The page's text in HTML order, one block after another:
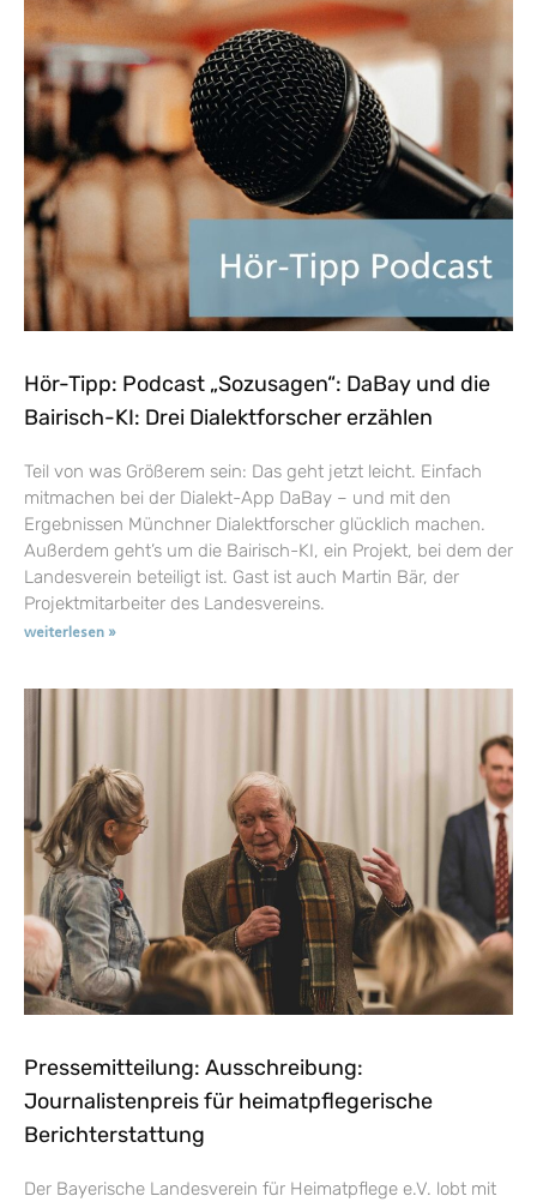
Hör-Tipp: Podcast „Sozusagen“: DaBay und die
Bairisch-KI: Drei Dialektforscher erzählen
Teil von was Größerem sein: Das geht jetzt leicht. Einfach
mitmachen bei der Dialekt-App DaBay – und mit den
Ergebnissen Münchner Dialektforscher glücklich machen.
Außerdem geht’s um die Bairisch-KI, ein Projekt, bei dem der
Landesverein beteiligt ist. Gast ist auch Martin Bär, der
Projektmitarbeiter des Landesvereins.
weiterlesen »
Pressemitteilung: Ausschreibung:
Journalistenpreis für heimatpflegerische
Berichterstattung
Der Bayerische Landesverein für Heimatpflege e.V. lobt mit